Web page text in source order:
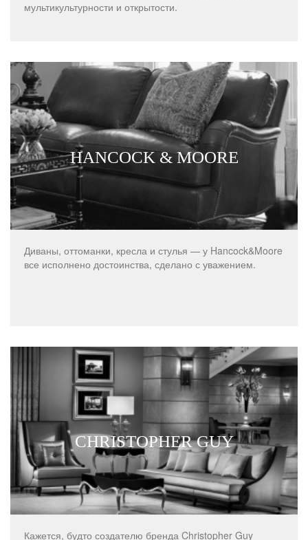
мультикультурности и открытости.
HANCOCK & MOORE
Диваны, оттоманки, кресла и стулья — у Hancock&Moore
все исполнено достоинства, сделано с уважением.
CHRISTOPHER GUY
Кажется, будто создателю бренда Christopher Guy